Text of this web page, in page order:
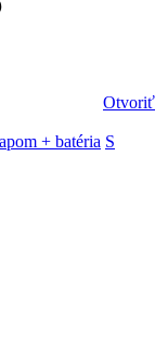
Otvoriť
+ batéria S